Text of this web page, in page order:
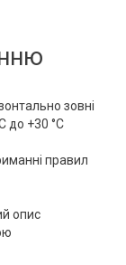
зовні
до +30 °C
правил
опис